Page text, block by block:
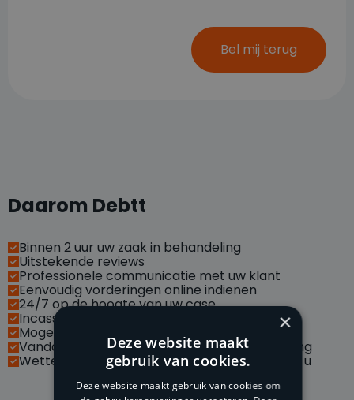
Bel mij terug
Daarom Debtt
Binnen 2 uur uw zaak in behandeling
Uitstekende reviews
Professionele communicatie met uw klant
Eenvoudig vorderingen online indienen
24/7 op de hoogte van uw case
Incasseren via social media
Mogelijkheid met API koppelingen
Vandaag betaald, morgen op uw bankrekening
Wettelijke handelsrente van vordering is voor u
×
Deze website maakt
gebruik van cookies.
Deze website maakt gebruik van cookies om